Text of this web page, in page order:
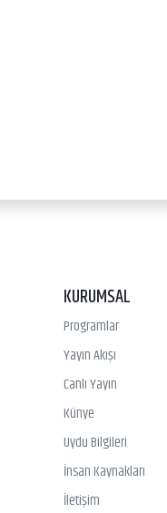
KURUMSAL
Programlar
Yayın Akışı
Canlı Yayın
Künye
Uydu Bilgileri
İnsan Kaynakları
İletişim